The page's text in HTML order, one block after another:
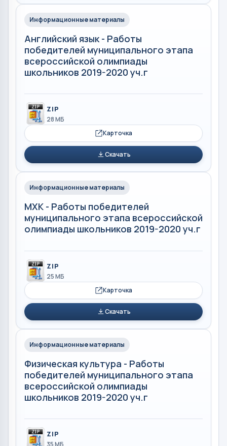
Информационные материалы
Английский язык - Работы
победителей муниципального этапа
всероссийской олимпиады
школьников 2019-2020 уч.г
ZIP
28 МБ
Карточка
Скачать
Информационные материалы
МХК - Работы победителей
муниципального этапа всероссийской
олимпиады школьников 2019-2020 уч.г
ZIP
25 МБ
Карточка
Скачать
Информационные материалы
Физическая культура - Работы
победителей муниципального этапа
всероссийской олимпиады
школьников 2019-2020 уч.г
ZIP
35 МБ